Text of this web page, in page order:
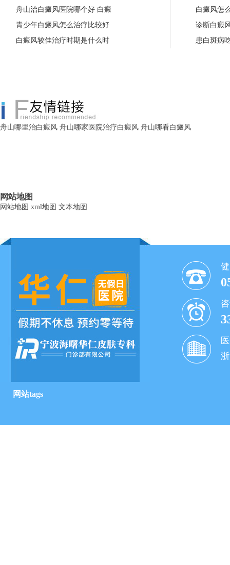
舟山治白癜风医院哪个好 白癜
青少年白癜风怎么治疗比较好
白癜风较佳治疗时期是什么时
白癜风怎
诊断白癜
患白斑病
舟山哪里治白癜风 舟山哪家医院治疗白癜风 舟山哪看白癜风
网站地图
网站地图 xml地图 文本地图
网站tags